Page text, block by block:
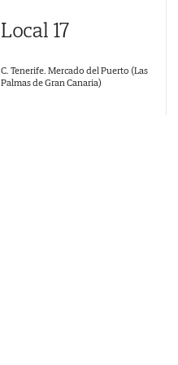
Local 17
C. Tenerife. Mercado del Puerto (Las
Palmas de Gran Canaria)